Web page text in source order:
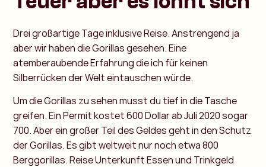
Drei großartige Tage inklusive Reise. Anstrengend ja
aber wir haben die Gorillas gesehen. Eine
atemberaubende Erfahrung die ich für keinen
Silberrücken der Welt eintauschen würde.
Um die Gorillas zu sehen musst du tief in die Tasche
greifen. Ein Permit kostet 600 Dollar ab Juli 2020 sogar
700. Aber ein großer Teil des Geldes geht in den Schutz
der Gorillas. Es gibt weltweit nur noch etwa 800
Berggorillas. Reise Unterkunft Essen und Trinkgeld